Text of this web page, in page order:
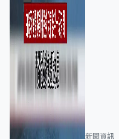
新聞資訊